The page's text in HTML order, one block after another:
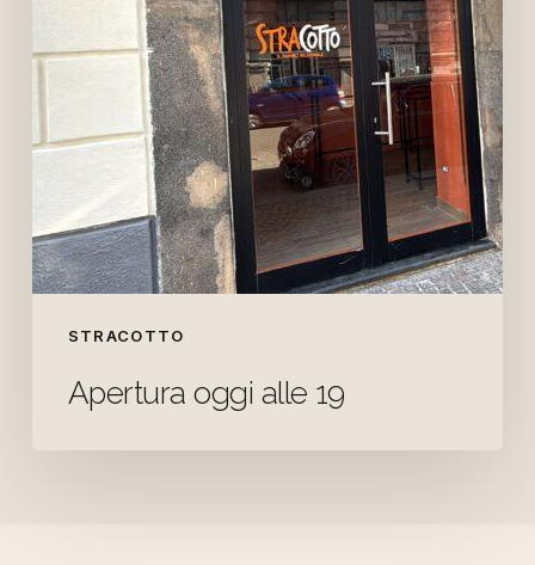
STRACOTTO
Apertura oggi alle 19